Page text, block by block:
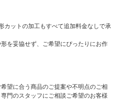
カットの加工もすべて追加料金なしで承
を妥協せず、ご希望にぴったりにお作
望に合う商品のご提案や不明点のご相
門のスタッフにご相談ご希望のお客様